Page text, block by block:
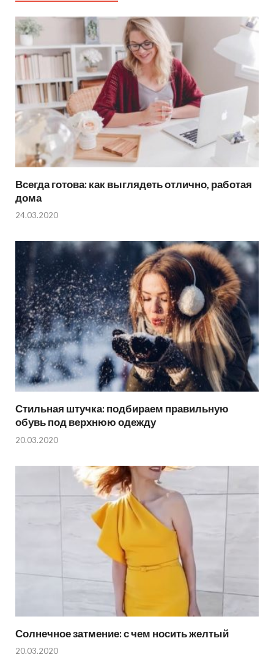
Всегда готова: как выглядеть отлично, работая
дома
24.03.2020
Стильная штучка: подбираем правильную
обувь под верхнюю одежду
20.03.2020
Солнечное затмение: с чем носить желтый
20.03.2020